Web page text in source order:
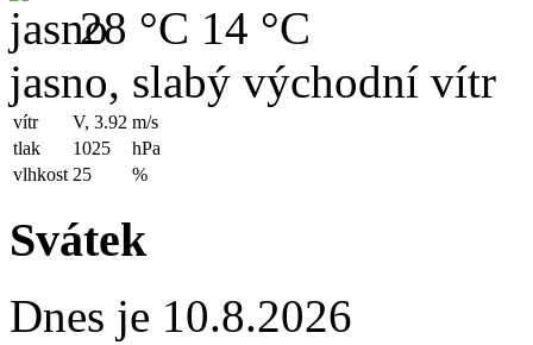
28 °C 14 °C
jasno, slabý východní vítr
vítr V, 3.92 m/s
tlak
1025
hPa
vlhkost 25 %
Svátek
Dnes je 10.8.2026